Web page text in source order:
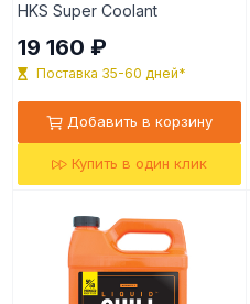
HKS Super Coolant
19 160 ₽
Поставка 35-60 дней*
Добавить в корзину
Купить в один клик